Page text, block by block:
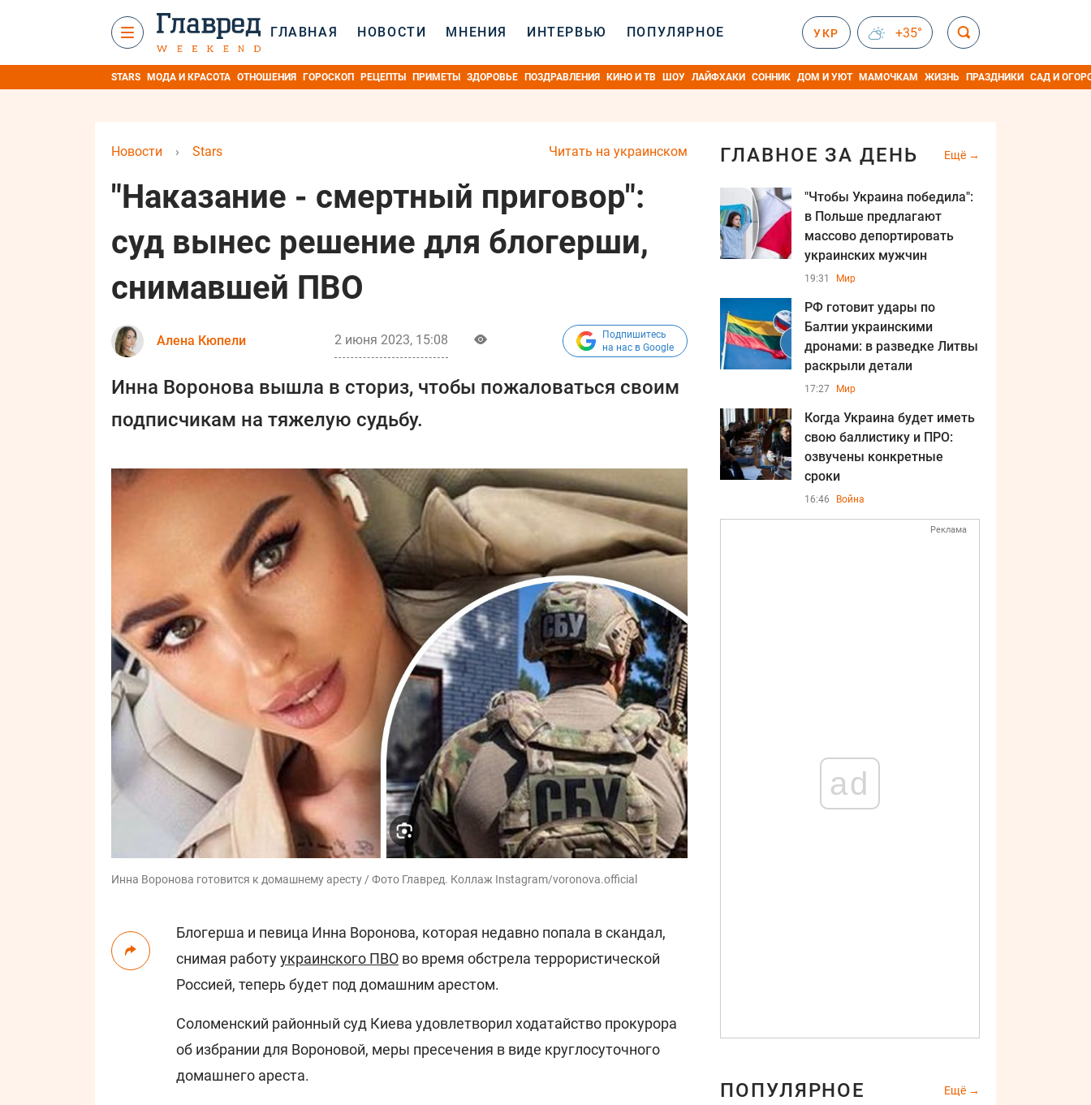
ГЛАВНАЯ НОВОСТИ МНЕНИЯ ИНТЕРВЬЮ ПОПУЛЯРНОЕ УКР +35°
STARS МОДА И КРАСОТА ОТНОШЕНИЯ ГОРОСКОП РЕЦЕПТЫ ПРИМЕТЫ ЗДОРОВЬЕ ПОЗДРАВЛЕНИЯ КИНО И ТВ ШОУ ЛАЙФХАКИ СОННИК ДОМ И УЮТ МАМОЧКАМ ЖИЗНЬ ПРАЗДНИКИ САД И
Читать на украинском
Новости › Stars
"Наказание - смертный приговор":
суд вынес решение для блогерши,
снимавшей ПВО
Алена Кюпели 2 июня 2023, 15:08
Подпишитесь
на нас в Google
Инна Воронова вышла в сториз, чтобы пожаловаться своим
подписчикам на тяжелую судьбу.
Инна Воронова готовится к домашнему аресту / Фото Главред. Коллаж Instagram/voronova.official
Блогерша и певица Инна Воронова, которая недавно попала в скандал,
снимая работуукраинского ПВО во время обстрела террористической
Россией, теперь будет под домашним арестом.
Соломенский районный суд Киева удовлетворил ходатайство прокурора
об избрании для Вороновой, меры пресечения в виде круглосуточного
домашнего ареста.
ГЛАВНОЕ ЗА ДЕНЬ Ещё
"Чтобы Украина победила":
в Польше предлагают
массово депортировать
украинских мужчин
19:31 Мир
РФ готовит удары по
Балтии украинскими
дронами: в разведке Литвы
раскрыли детали
17:27 Мир
Когда Украина будет иметь
свою баллистику и ПРО:
озвучены конкретные
сроки
16:46 Война
Реклама
ad
ПОПУЛЯРНОЕ Ещё